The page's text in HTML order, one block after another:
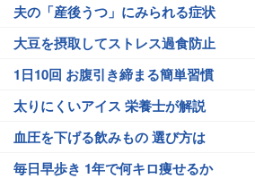
夫の「産後うつ」にみられる症状
大豆を摂取してストレス過食防止
1日10回 お腹引き締まる簡単習慣
太りにくいアイス 栄養士が解説
血圧を下げる飲みもの 選び方は
毎日早歩き 1年で何キロ痩せるか